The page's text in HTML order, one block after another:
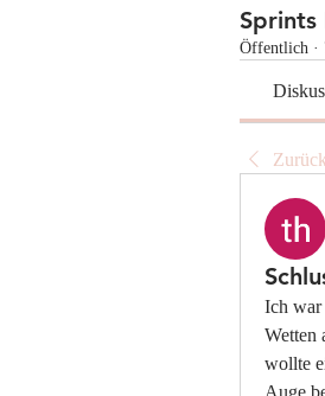
Sprints
Öffentlich ·
Zurück
Ich war
Wetten
wollte
Auge